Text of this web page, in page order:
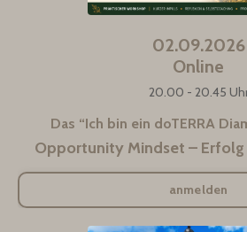
02.09.2026
Online
20.00 - 20.45
Das “Ich bin ein doTERRA
Opportunity Mindset –
anmelden